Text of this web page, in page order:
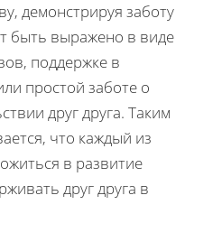
демонстрируя заботу
быть выражено в виде
поддержке в
простой заботе о
друг друга. Таким
что каждый из
в развитие
друг друга в